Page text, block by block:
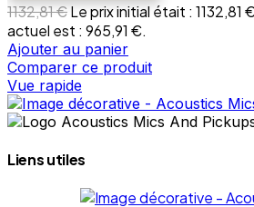
1132,81€Le prix initial était : 1132,81
actuel est : 965,91 €.
Ajouter au panier
Comparer ce produit
Vue rapide
Liens utiles